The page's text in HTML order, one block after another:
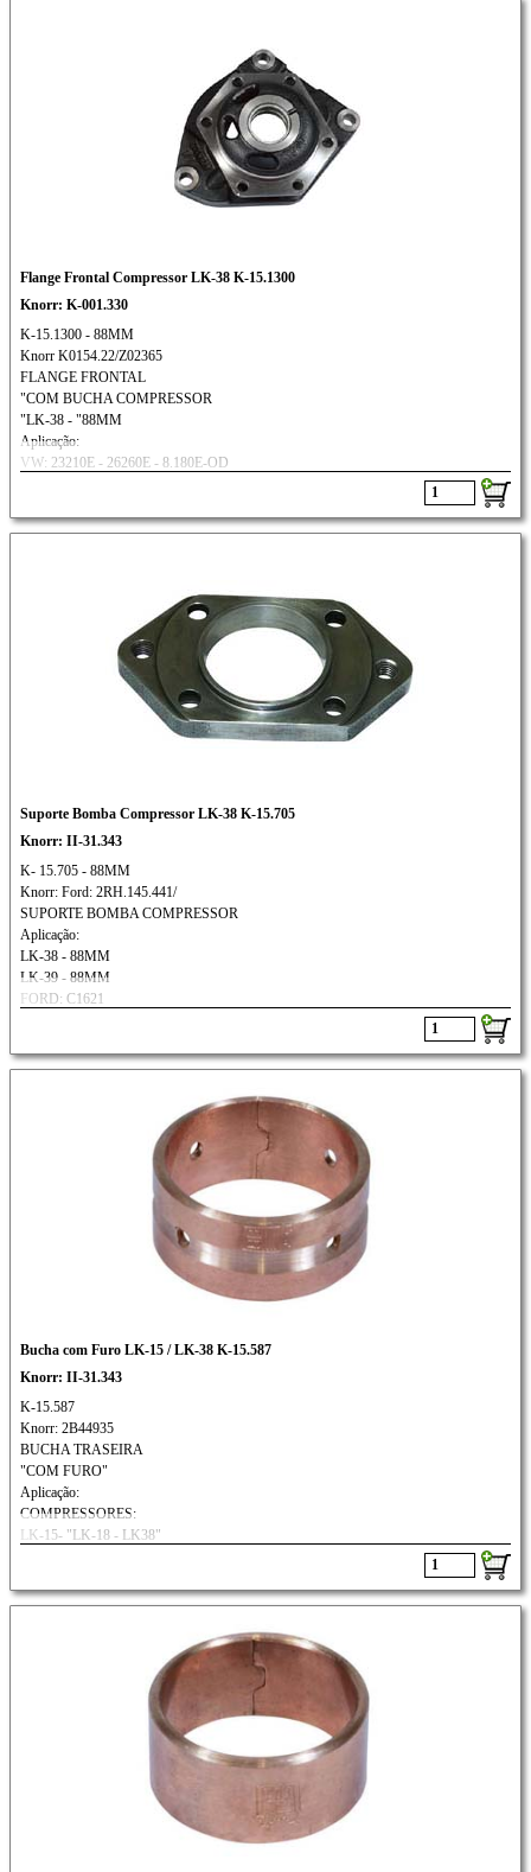
Flange Frontal Compressor LK-38 K-15.1300
Knorr: K-001.330
K-15.1300 - 88MM
Knorr K0154.22/Z02365
FLANGE FRONTAL
"COM BUCHA COMPRESSOR
"LK-38 - "88MM
Aplicação:
VW: 23210E - 26260E - 8.180E-OD
Suporte Bomba Compressor LK-38 K-15.705
Knorr: II-31.343
K- 15.705 - 88MM
Knorr: Ford: 2RH.145.441/
SUPORTE BOMBA COMPRESSOR
Aplicação:
LK-38 - 88MM
LK-39 - 88MM
FORD: C1621
Bucha com Furo LK-15 / LK-38 K-15.587
Knorr: II-31.343
K-15.587
Knorr: 2B44935
BUCHA TRASEIRA
"COM FURO"
Aplicação:
COMPRESSORES:
LK-15- "LK-18 - LK38"